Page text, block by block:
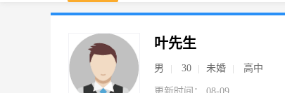
叶先生
男 30 未婚 高中